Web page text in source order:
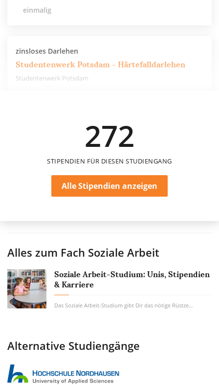
einmalig
zinsloses Darlehen
Studentenwerk Potsdam - Härtefalldarlehen
Studentenwerk Potsdam
272
STIPENDIEN FÜR DIESEN STUDIENGANG
Alle Stipendien anzeigen
Alles zum Fach Soziale Arbeit
Soziale Arbeit-Studium: Unis, Stipendien
& Karriere
Das Soziale Arbeit-Studium gibt Dir das nötige Rüstzeug zur Hand, um Menschen in Notlagen...
Alternative Studiengänge